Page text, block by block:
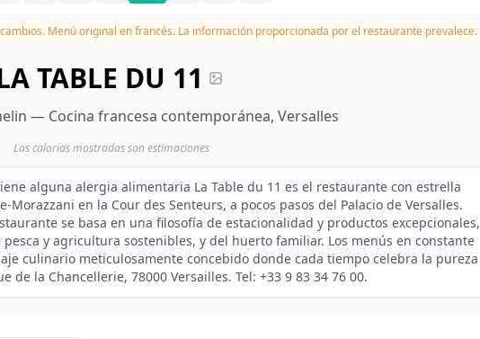
Menú original en francés. La información proporcionada por el restaurante prevalece.
TABLE DU 11
— Cocina francesa contemporánea, Versalles
Las calorías mostradas son estimaciones
alguna alergia alimentaria La Table du 11 es el restaurante con estrella
Morazzani en la Cour des Senteurs, a pocos pasos del Palacio de Versalles.
se basa en una filosofía de estacionalidad y productos excepcionales,
y agricultura sostenibles, y del huerto familiar. Los menús en constante
culinario meticulosamente concebido donde cada tiempo celebra la pureza
de la Chancellerie, 78000 Versailles. Tel: +33 9 83 34 76 00.